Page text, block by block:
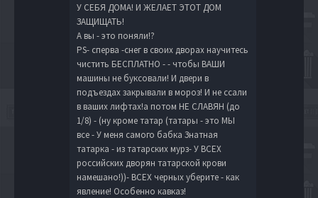
У СЕБЯ ДОМА! И ЖЕЛАЕТ ЭТОТ ДОМ
ЗАЩИЩАТЬ!
А вы - это поняли!?
PS- сперва -снег в своих дворах научитесь
чистить БЕСПЛАТНО - - чтобы ВАШИ
машины не буксовали! И двери в
подъездах закрывали в мороз! И не ссали
в ваших лифтах!а потом НЕ СЛАВЯН (до
1/8) - (ну кроме татар (татары - это МЫ
все - У меня самого бабка Знатная
татарка - из татарских мурз- У ВСЕХ
российских дворян татарской крови
намешано!))- ВСЕХ черных уберите - как
явление! Особенно кавказ!